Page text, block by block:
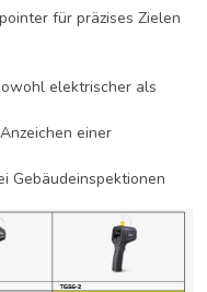
für präzises Zielen
elektrischer als
einer
Gebäudeinspektionen